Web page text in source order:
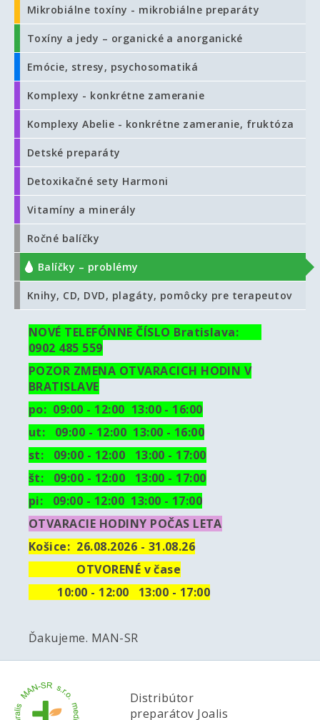
Mikrobiálne toxíny - mikrobiálne preparáty
Toxíny a jedy – organické a anorganické
Emócie, stresy, psychosomatiká
Komplexy - konkrétne zameranie
Komplexy Abelie - konkrétne zameranie, fruktóza
Detské preparáty
Detoxikačné sety Harmoni
Vitamíny a minerály
Ročné balíčky
Balíčky – problémy
Knihy, CD, DVD, plagáty, pomôcky pre terapeutov
NOVÉ TELEFÓNNE ČÍSLO Bratislava:
0902 485 559
POZOR ZMENA OTVARACICH HODIN V
BRATISLAVE
po: 09:00 - 12:00 13:00 - 16:00
ut: 09:00 - 12:00 13:00 - 16:00
st: 09:00 - 12:00 13:00 - 17:00
št: 09:00 - 12:00 13:00 - 17:00
pi: 09:00 - 12:00 13:00 - 17:00
OTVARACIE HODINY POČAS LETA
Košice: 26.08.2026 - 31.08.26
OTVORENÉ v čase
10:00 - 12:00 13:00 - 17:00
Ďakujeme. MAN-SR
Distribútor
preparátov Joalis